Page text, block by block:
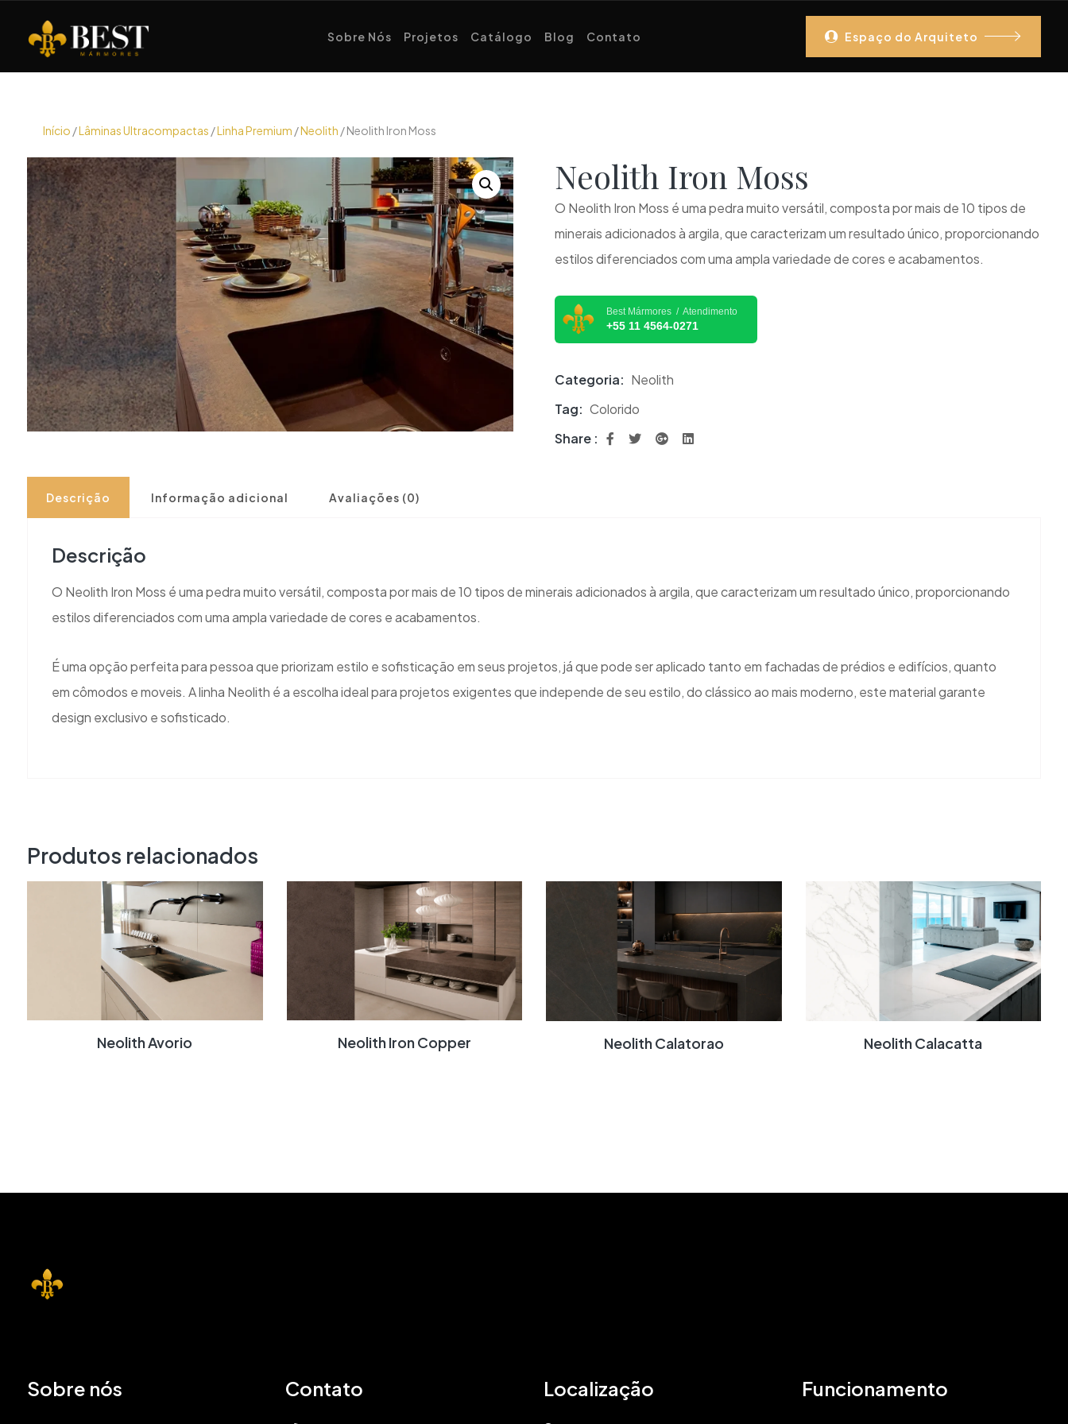
Sobre Nós Projetos Catálogo Blog Contato Espaço do Arquiteto
Início /Lâminas Ultracompactas /Linha Premium /Neolith / Neolith Iron Moss
Neolith Iron Moss
O Neolith Iron Moss é uma pedra muito versátil, composta por mais de 10 tipos de
minerais adicionados à argila, que caracterizam um resultado único, proporcionando
estilos diferenciados com uma ampla variedade de cores e acabamentos.
Best Mármores / Atendimento
+55 11 4564-0271
Categoria: Neolith
Tag: Colorido
Share :
Descrição Informação adicional Avaliações (0)
Descrição
O Neolith Iron Moss é uma pedra muito versátil, composta por mais de 10 tipos de minerais adicionados à argila, que caracterizam um resultado único, proporcionando
estilos diferenciados com uma ampla variedade de cores e acabamentos.
É uma opção perfeita para pessoa que priorizam estilo e sofisticação em seus projetos, já que pode ser aplicado tanto em fachadas de prédios e edifícios, quanto
em cômodos e moveis. A linha Neolith é a escolha ideal para projetos exigentes que independe de seu estilo, do clássico ao mais moderno, este material garante
design exclusivo e sofisticado.
Produtos relacionados
Neolith Avorio Neolith Iron Copper Neolith Calatorao Neolith Calacatta
Sobre nós Contato Localização Funcionamento